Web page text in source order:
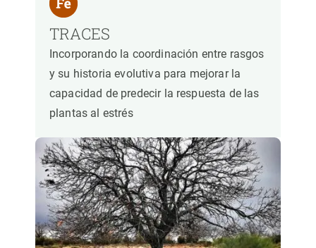
TRACES
Incorporando la coordinación entre rasgos
y su historia evolutiva para mejorar la
capacidad de predecir la respuesta de las
plantas al estrés